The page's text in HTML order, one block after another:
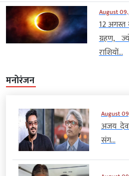
August
12 अगस्त
ग्रहण,
राशियों...
मनोरंजन
August
अजय
संग...